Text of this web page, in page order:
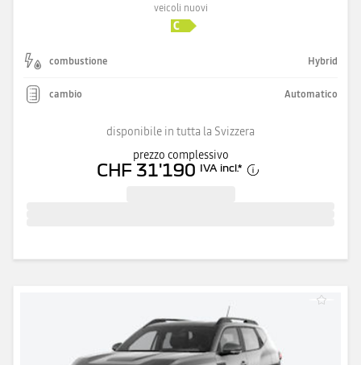
veicoli nuovi
combustione Hybrid
cambio Automatico
disponibile in tutta la Svizzera
prezzo complessivo
CHF 31'190 IVA incl.*